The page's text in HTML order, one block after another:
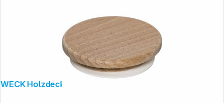
WECK Holzdeckel 60mm Buche
Folgen Sie uns auf